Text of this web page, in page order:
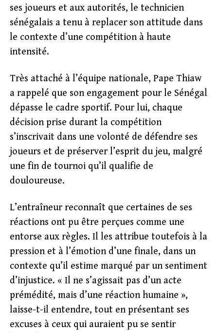
ses joueurs et aux autorités, le technicien
sénégalais a tenu à replacer son attitude dans
le contexte d’une compétition à haute
intensité.
Très attaché à l’équipe nationale, Pape Thiaw
a rappelé que son engagement pour le Sénégal
dépasse le cadre sportif. Pour lui, chaque
décision prise durant la compétition
s’inscrivait dans une volonté de défendre ses
joueurs et de préserver l’esprit du jeu, malgré
une fin de tournoi qu’il qualifie de
douloureuse.
L’entraîneur reconnaît que certaines de ses
réactions ont pu être perçues comme une
entorse aux règles. Il les attribue toutefois à la
pression et à l’émotion d’une finale, dans un
contexte qu’il estime marqué par un sentiment
d’injustice. « Il ne s’agissait pas d’un acte
prémédité, mais d’une réaction humaine »,
laisse-t-il entendre, tout en présentant ses
excuses à ceux qui auraient pu se sentir